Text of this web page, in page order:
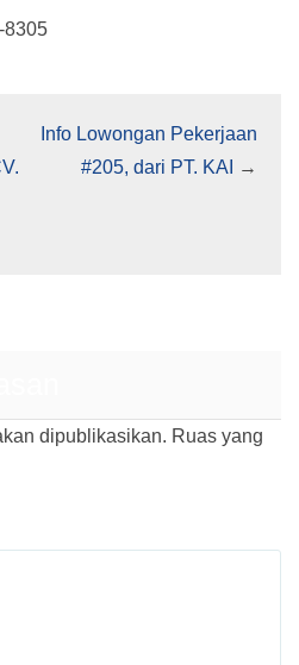
8305
Info Lowongan Pekerjaan
#205, dari PT. KAI
→
dipublikasikan. Ruas yang